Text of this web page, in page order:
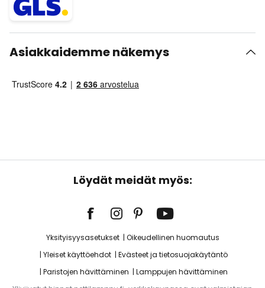
Asiakkaidemme näkemys
Löydät meidät myös:
Yksityisyysasetukset
Oikeudellinen huomautus
Yleiset käyttöehdot
Evästeet ja tietosuojakäytäntö
Paristojen hävittäminen
Lamppujen hävittäminen